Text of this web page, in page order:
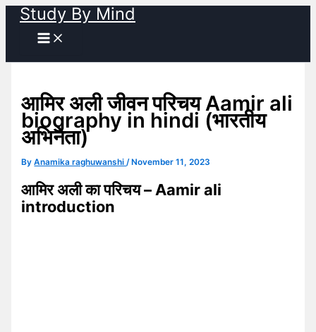
Skip
content
Study By Mind
आमिर अली जीवन परिचय Aamir ali
biography in hindi (भारतीय
अभिनेता)
ByAnamika raghuwanshi/ November 11, 2023
आमिर अली का परिचय – Aamir ali
introduction